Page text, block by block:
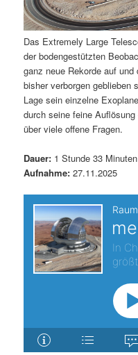
Das Extremely Large
der bodengestützten
ganz neue Rekorde auf
bisher verborgen geblieben
Lage sein einzelne
durch seine feine
über viele offene Fragen.
Dauer: 1 Stunde 33 Minuten
Aufnahme: 27.11.2025